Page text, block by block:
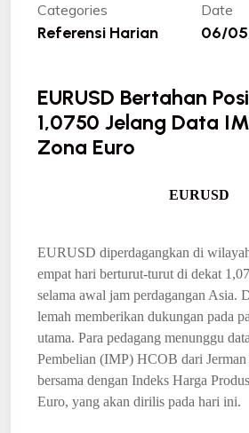
Categories
Referensi Harian
Date
06/
EURUSD Bertahan
1,0750 Jelang Data
Zona Euro
EURUSD
EURUSD diperdagangkan di
empat hari berturut-turut di dekat
selama awal jam perdagangan Asia.
lemah memberikan dukungan pada
utama. Para pedagang menunggu
Pembelian (IMP) HCOB dari
bersama dengan Indeks Harga
Euro, yang akan dirilis pada hari ini.